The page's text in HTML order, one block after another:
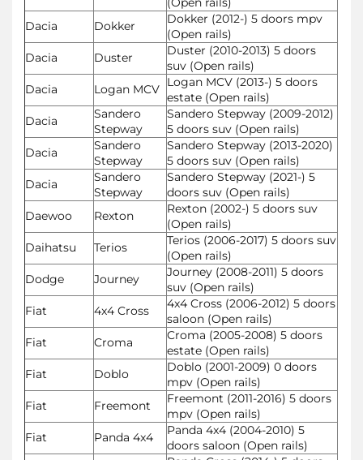
Dacia
Dokker
Dokker (2012-) 5 doors mpv
(Open rails)
Dacia
Duster
Duster (2010-2013) 5 doors
suv (Open rails)
Dacia
Logan MCV Logan MCV (2013-) 5 doors
estate (Open rails)
Dacia
Sandero
Stepway
Sandero Stepway (2009-2012)
5 doors suv (Open rails)
Dacia
Sandero
Stepway
Sandero Stepway (2013-2020)
5 doors suv (Open rails)
Dacia
Sandero
Stepway
Sandero Stepway (2021-) 5
doors suv (Open rails)
Daewoo
Rexton
Rexton (2002-) 5 doors suv
(Open rails)
Daihatsu
Terios
Terios (2006-2017) 5 doors suv
(Open rails)
Dodge
Journey
Journey (2008-2011) 5 doors
suv (Open rails)
Fiat
4x4 Cross
4x4 Cross (2006-2012) 5 doors
saloon (Open rails)
Fiat
Croma
Croma (2005-2008) 5 doors
estate (Open rails)
Fiat
Doblo
Doblo (2001-2009) 0 doors
mpv (Open rails)
Fiat
Freemont
Freemont (2011-2016) 5 doors
mpv (Open rails)
Fiat
Panda 4x4
Panda 4x4 (2004-2010) 5
doors saloon (Open rails)